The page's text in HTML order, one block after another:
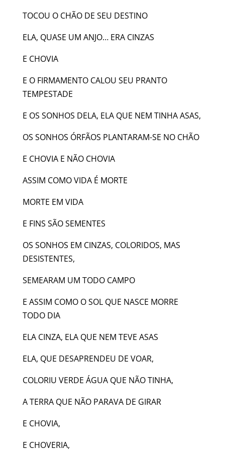
TOCOU O CHÃO DE SEU DESTINO
ELA, QUASE UM ANJO… ERA CINZAS
E CHOVIA
E O FIRMAMENTO CALOU SEU PRANTO
TEMPESTADE
E OS SONHOS DELA, ELA QUE NEM TINHA ASAS,
OS SONHOS ÓRFÃOS PLANTARAM-SE NO CHÃO
E CHOVIA E NÃO CHOVIA
ASSIM COMO VIDA É MORTE
MORTE EM VIDA
E FINS SÃO SEMENTES
OS SONHOS EM CINZAS, COLORIDOS, MAS
DESISTENTES,
SEMEARAM UM TODO CAMPO
E ASSIM COMO O SOL QUE NASCE MORRE
TODO DIA
ELA CINZA, ELA QUE NEM TEVE ASAS
ELA, QUE DESAPRENDEU DE VOAR,
COLORIU VERDE ÁGUA QUE NÃO TINHA,
A TERRA QUE NÃO PARAVA DE GIRAR
E CHOVIA,
E CHOVERIA,